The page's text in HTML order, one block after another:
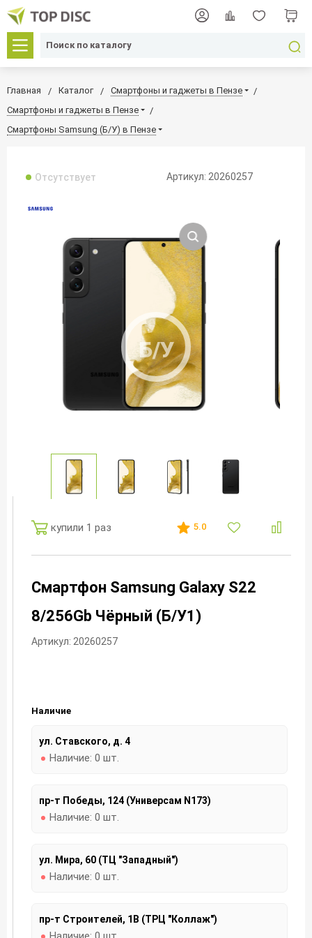
Главная Каталог
Смартфоны и гаджеты в Пензе
Смартфоны и гаджеты в Пензе
Смартфоны Samsung (Б/У) в Пензе
Отсутствует Артикул: 20260257
Б/У
купили 1 раз 5.0
Смартфон Samsung Galaxy S22
8/256Gb Чёрный (Б/У1)
Артикул: 20260257
Наличие
ул. Ставского, д. 4
Наличие: 0 шт.
пр-т Победы, 124 (Универсам N173)
Наличие: 0 шт.
ул. Мира, 60 (ТЦ "Западный")
Наличие: 0 шт.
пр-т Строителей, 1В (ТРЦ "Коллаж")